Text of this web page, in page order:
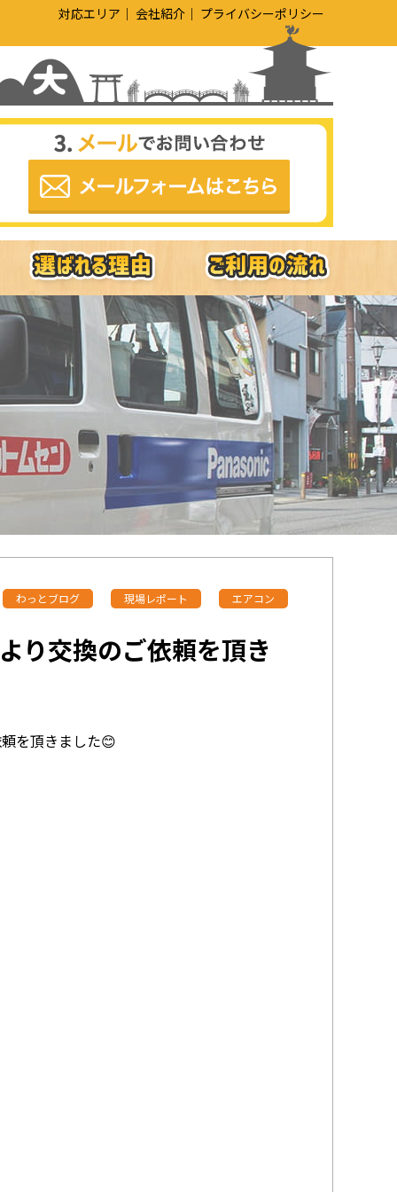
対応エリア 会社紹介 プライバシーポリシー
わっとブログ 現場レポート エアコン
り交換のご依頼を頂き
を頂きました😊